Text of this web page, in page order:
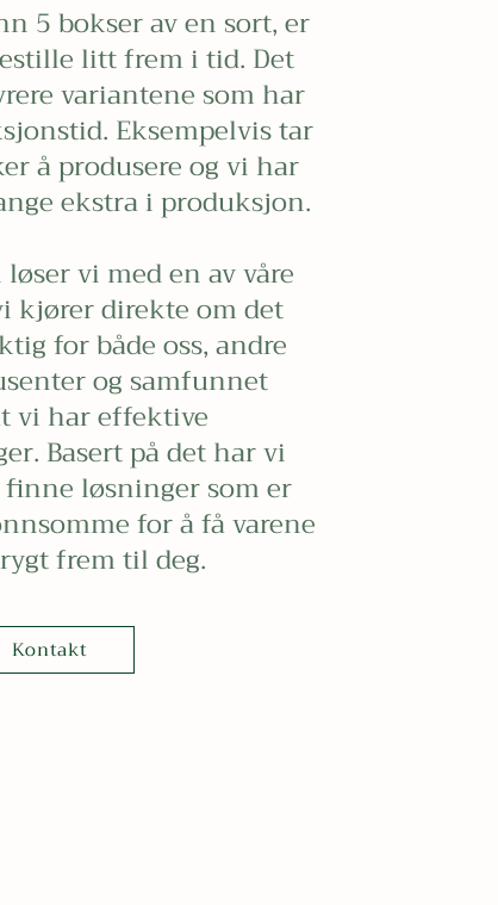
5 bokser av en sort, er
litt frem i tid. Det
variantene som har
Eksempelvis tar
å produsere og vi har
ekstra i produksjon.
vi med en av våre
kjører direkte om det
for både oss, andre
og samfunnet
vi har effektive
Basert på det har vi
løsninger som er
for å få varene
frem til deg.
Kontakt